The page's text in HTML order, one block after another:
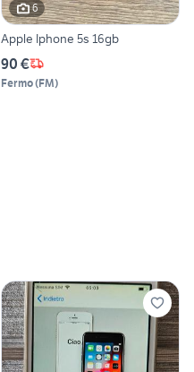
6
Apple Iphone 5s 16gb
90 €
Fermo(FM)